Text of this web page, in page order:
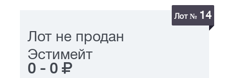
Лот № 14
Лот не продан
Эстимейт
0 - 0